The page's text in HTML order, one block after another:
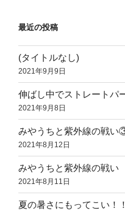
最近の投稿
(タイトルなし)
2021年9月9日
伸ばし中でストレートパ
2021年9月8日
みやうちと紫外線の戦い
2021年8月12日
みやうちと紫外線の戦
2021年8月11日
夏の暑さにもってこい！